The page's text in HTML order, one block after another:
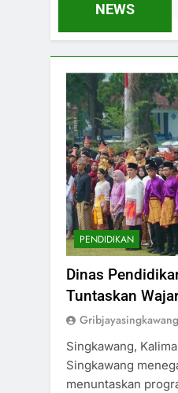
NEWS
PENDIDIKAN
Dinas
Tuntaskan
Gribjayasingkawang
Singkawang,
Singkawang
menuntaskan